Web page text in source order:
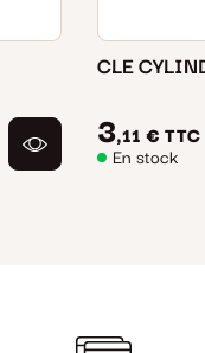
CLE
3,11 € TTC
En stock